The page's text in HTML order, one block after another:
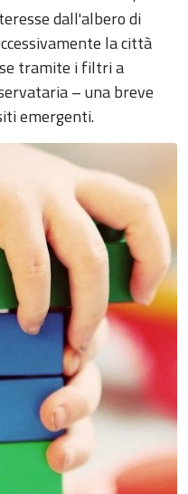
dall'albero di
la città
tramite i filtri a
– una breve
emergenti.